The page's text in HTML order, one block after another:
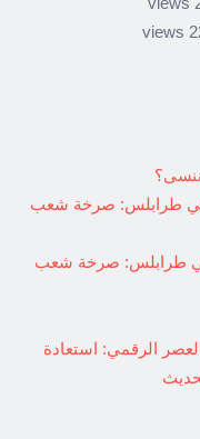
في طرابلس: صرخة شعب
في طرابلس: صرخة شعب
الرقمي: استعادة